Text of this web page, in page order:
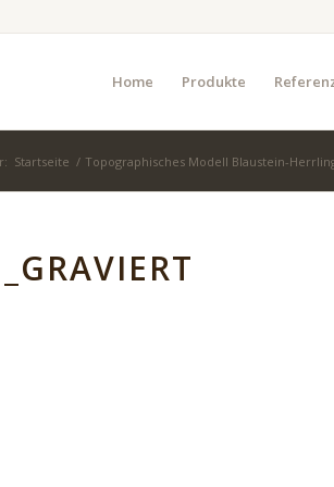
Home Produkte
Startseite / Topographisches Modell Blaustein-